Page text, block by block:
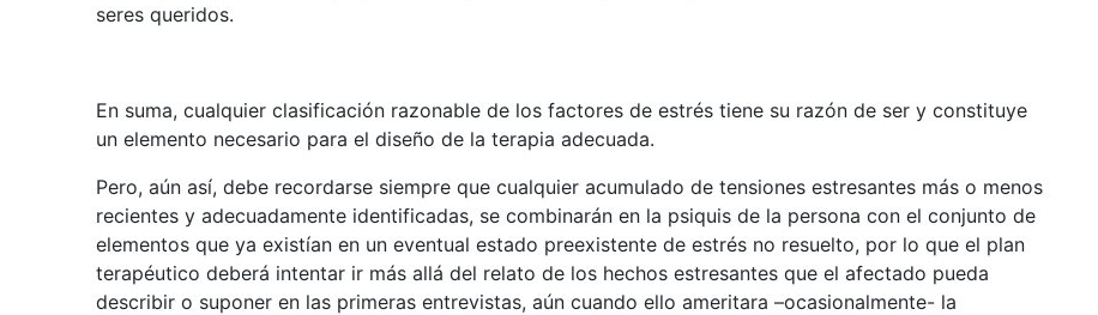
seres queridos.
En suma, cualquier clasificación razonable de los factores de estrés tiene su razón de ser y constituye
un elemento necesario para el diseño de la terapia adecuada.
Pero, aún así, debe recordarse siempre que cualquier acumulado de tensiones estresantes más o menos
recientes y adecuadamente identificadas, se combinarán en la psiquis de la persona con el conjunto de
elementos que ya existían en un eventual estado preexistente de estrés no resuelto, por lo que el plan
terapéutico deberá intentar ir más allá del relato de los hechos estresantes que el afectado pueda
describir o suponer en las primeras entrevistas, aún cuando ello ameritara –ocasionalmente- la